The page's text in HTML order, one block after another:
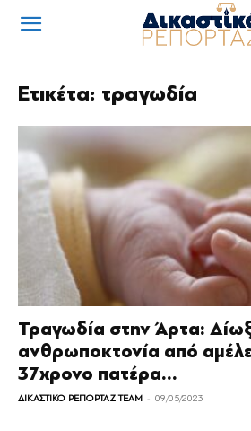
Ετικέτα: τραγωδία
Τραγωδία στην Άρτα:
ανθρωποκτονία από
37χρονο πατέρα...
ΔΙΚΑΣΤΙΚΟ ΡΕΠΟΡΤΑΖ TEAM - 09/05/2023